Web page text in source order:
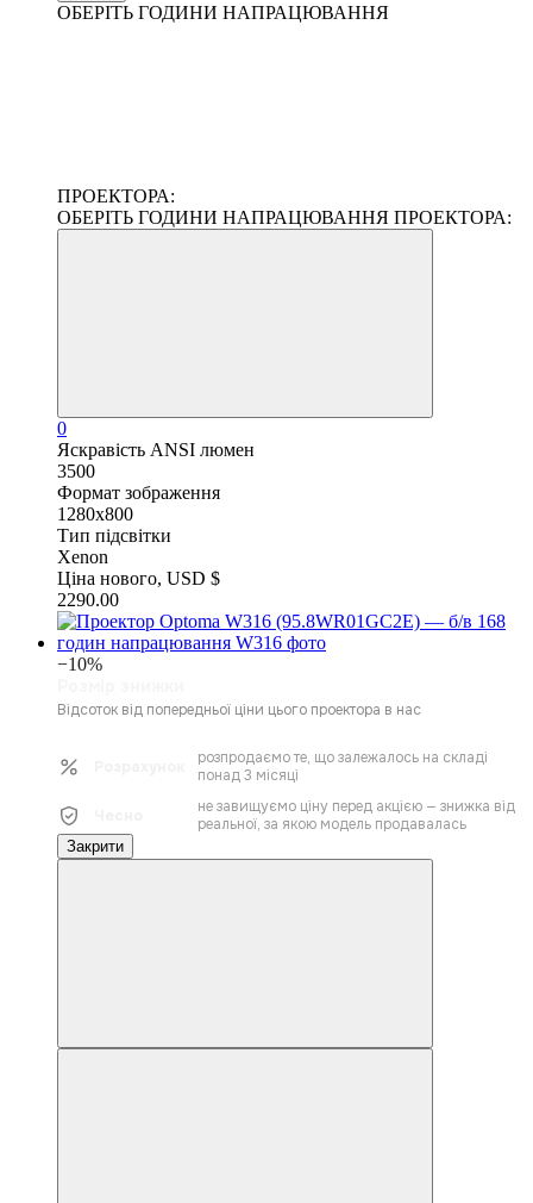
ОБЕРІТЬ ГОДИНИ НАПРАЦЮВАННЯ
ПРОЕКТОРА:
ОБЕРІТЬ ГОДИНИ НАПРАЦЮВАННЯ ПРОЕКТОРА:
0
Яскравість ANSI люмен
3500
Формат зображення
1280x800
Тип підсвітки
Xenon
Ціна нового, USD $
2290.00
−10%
Відсоток від попередньої ціни цього проектора в нас
розпродаємо те, що залежалось на складі
понад 3 місяці
не завищуємо ціну перед акцією — знижка від
реальної, за якою модель продавалась
Закрити